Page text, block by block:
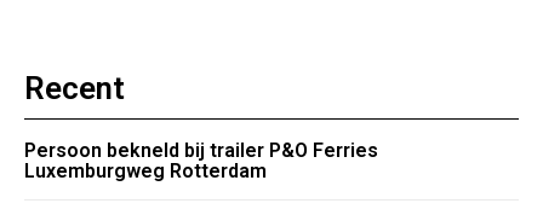
Recent
Persoon bekneld bij trailer P&O Ferries
Luxemburgweg Rotterdam